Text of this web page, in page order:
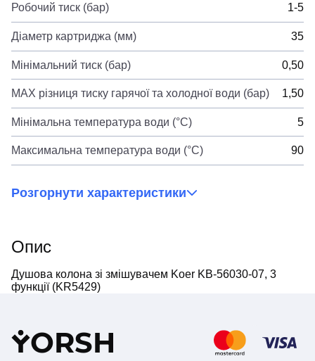
Робочий тиск (бар) 1-5
Діаметр картриджа (мм) 35
Мінімальний тиск (бар) 0,50
MAX різниця тиску гарячої та холодної води (бар) 1,50
Мінімальна температура води (°C) 5
Максимальна температура води (°C) 90
Розгорнути характеристики
Опис
Душова колона зі змішувачем Koer KB-56030-07, 3
функції (KR5429)
YORSH